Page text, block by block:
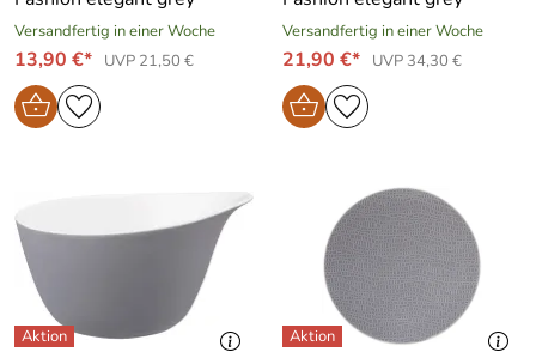
Versandfertig in einer Woche
13,90 €* UVP 21,50 €
Versandfertig in einer Woche
21,90 €* UVP 34,30 €